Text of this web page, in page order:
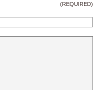
(REQUIRED)